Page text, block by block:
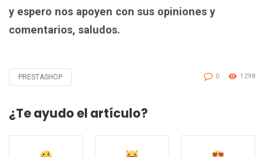
y espero nos apoyen con sus opiniones y
comentarios, saludos.
Tagged
PRESTASHOP 0 1298
¿Te ayudo el artículo?